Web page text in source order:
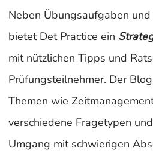
Neben Übungsaufgaben
bietet Det Practice ein
mit nützlichen Tipps und
Prüfungsteilnehmer. Der
Themen wie
verschiedene Fragetypen
Umgang mit schwierigen